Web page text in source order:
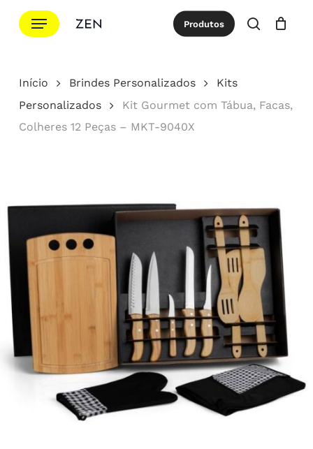
para
principal
Menu Produtos
procurar
Cotação Close
Início Brindes Personalizados
Kits
Personalizados
Kit Gourmet com Tábua, Facas,
Colheres 12 Peças – MKT-9040X